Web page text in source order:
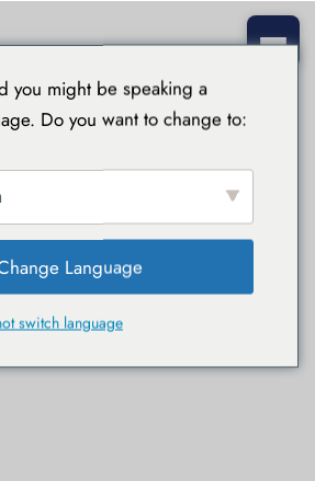
you might be speaking a
Do you want to change to:
Language
switch language